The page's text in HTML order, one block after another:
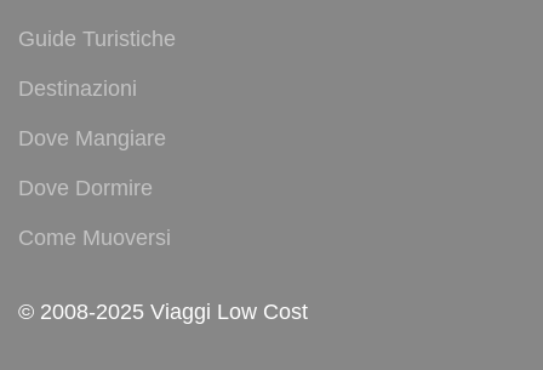
Guide Turistiche
Destinazioni
Dove Mangiare
Dove Dormire
Come Muoversi
© 2008-2025 Viaggi Low Cost